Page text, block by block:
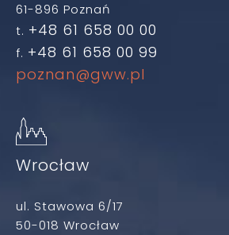
61-896 Poznań
t. +48 61 658 00 00
f. +48 61 658 00 99
poznan@gww.pl
Wrocław
ul. Stawowa 6/17
50-018 Wrocław